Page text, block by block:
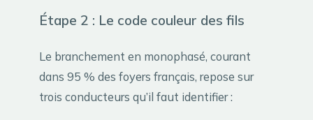
Étape 2 : Le code couleur des fils
Le branchement en monophasé, courant
dans 95 % des foyers français, repose sur
trois conducteurs qu’il faut identifier :